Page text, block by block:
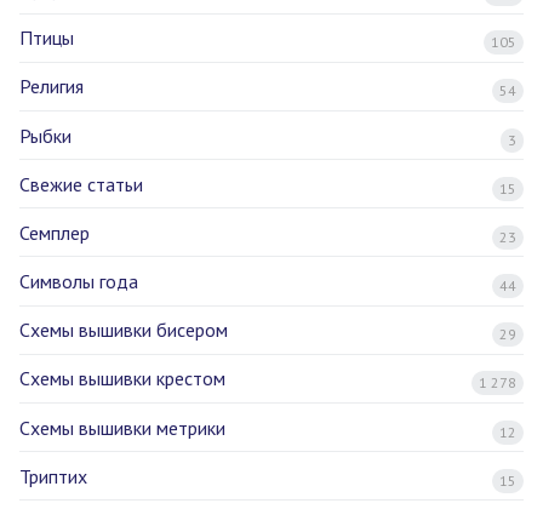
Птицы 105
Религия 54
Рыбки 3
Свежие статьи 15
Семплер 23
Символы года 44
Схемы вышивки бисером 29
Схемы вышивки крестом 1 278
Схемы вышивки метрики 12
Триптих 15